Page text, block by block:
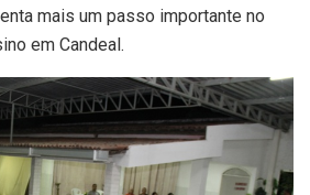
mais um passo importante no
em Candeal.